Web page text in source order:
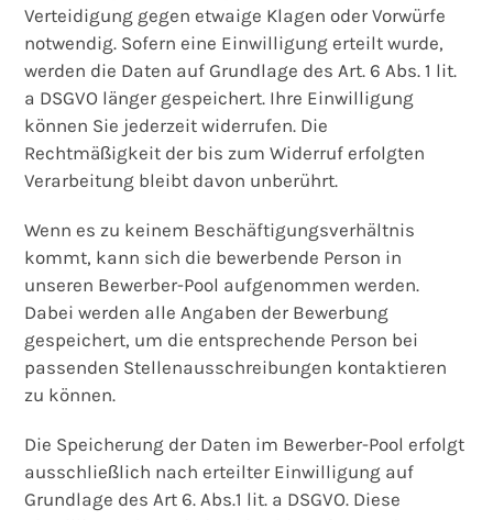
Verteidigung gegen etwaige Klagen oder Vorwürfe
notwendig. Sofern eine Einwilligung erteilt wurde,
werden die Daten auf Grundlage des Art. 6 Abs. 1 lit.
a DSGVO länger gespeichert. Ihre Einwilligung
können Sie jederzeit widerrufen. Die
Rechtmäßigkeit der bis zum Widerruf erfolgten
Verarbeitung bleibt davon unberührt.
Wenn es zu keinem Beschäftigungsverhältnis
kommt, kann sich die bewerbende Person in
unseren Bewerber-Pool aufgenommen werden.
Dabei werden alle Angaben der Bewerbung
gespeichert, um die entsprechende Person bei
passenden Stellenausschreibungen kontaktieren
zu können.
Die Speicherung der Daten im Bewerber-Pool erfolgt
ausschließlich nach erteilter Einwilligung auf
Grundlage des Art 6. Abs.1 lit. a DSGVO. Diese